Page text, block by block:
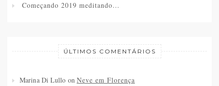
Começando 2019 meditando…
ÚLTIMOS COMENTÁRIOS
Marina Di Lullo on Neve em Florença